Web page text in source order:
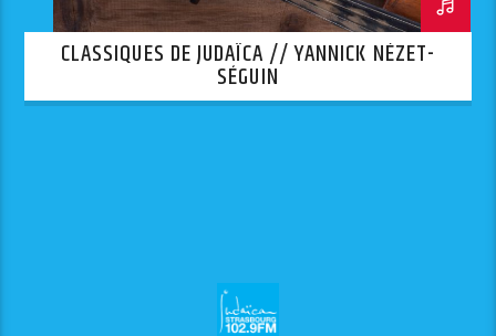
CLASSIQUES DE JUDAÏCA // YANNICK NÉZET-
SÉGUIN